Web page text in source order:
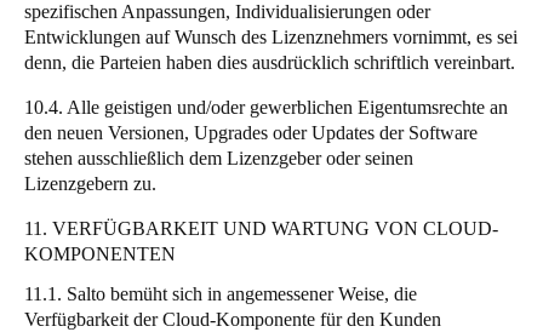
spezifischen Anpassungen, Individualisierungen oder
Entwicklungen auf Wunsch des Lizenznehmers vornimmt, es sei
denn, die Parteien haben dies ausdrücklich schriftlich vereinbart.
10.4. Alle geistigen und/oder gewerblichen Eigentumsrechte an
den neuen Versionen, Upgrades oder Updates der Software
stehen ausschließlich dem Lizenzgeber oder seinen
Lizenzgebern zu.
11. VERFÜGBARKEIT UND WARTUNG VON CLOUD-
KOMPONENTEN
11.1. Salto bemüht sich in angemessener Weise, die
Verfügbarkeit der Cloud-Komponente für den Kunden